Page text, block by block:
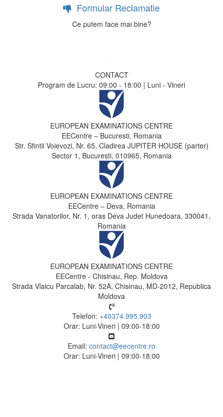
Formular Reclamatie
Ce putem face mai bine?
CONTACT
Program de Lucru: 09:00 - 18:00 | Luni - Vineri
EUROPEAN EXAMINATIONS CENTRE
EECentre – Bucuresti, Romania
Str. Sfintii Voievozi, Nr. 65, Cladirea JUPITER HOUSE (parter)
Sector 1, Bucuresti, 010965, Romania
EUROPEAN EXAMINATIONS CENTRE
EECentre – Deva, Romania
Strada Vanatorilor, Nr. 1, oras Deva Judet Hunedoara, 330041,
Romania
EUROPEAN EXAMINATIONS CENTRE
EECentre - Chisinau, Rep. Moldova
Strada Vlaicu Parcalab, Nr. 52A, Chisinau, MD-2012, Republica
Moldova
Telefon: +40374.995.903
Orar: Luni-Vineri | 09:00-18:00
Email: contact@eecentre.ro
Orar: Luni-Vineri | 09:00-18:00